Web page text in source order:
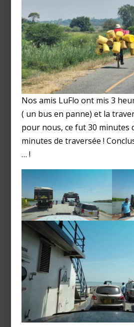
Nos amis LuFlo ont mis 3
( un bus en panne) et la
pour nous, ce fut 30 minutes
minutes de traversée !
… !